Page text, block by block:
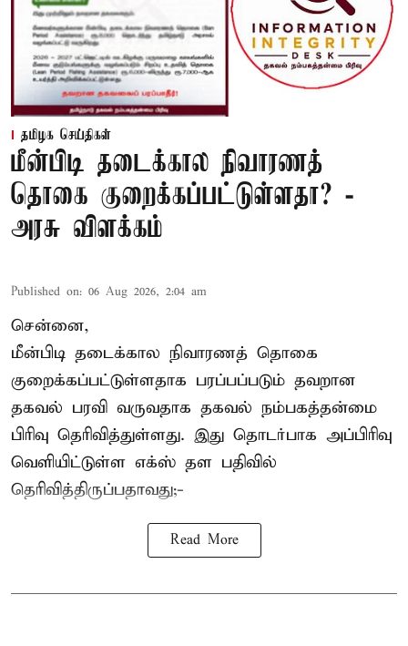
தமிழக செய்திகள்
மீன்பிடி தடைக்கால நிவாரணத்
தொகை குறைக்கப்பட்டுள்ளதா? -
அரசு விளக்கம்
Published on: 06 Aug 2026, 2:04 am
சென்னை,
மீன்பிடி தடைக்கால நிவாரணத் தொகை
குறைக்கப்பட்டுள்ளதாக பரப்பப்படும் தவறான
தகவல் பரவி வருவதாக தகவல் நம்பகத்தன்மை
பிரிவு தெரிவித்துள்ளது. இது தொடர்பாக அப்பிரிவு
வெளியிட்டுள்ள எக்ஸ் தள பதிவில்
தெரிவித்திருப்பதாவது;-
Read More